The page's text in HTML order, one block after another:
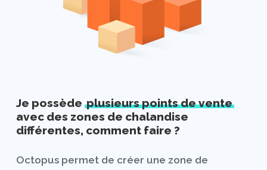
Je possède plusieurs points de vente
avec des zones de chalandise
différentes, comment faire ?
Octopus permet de créer une zone de